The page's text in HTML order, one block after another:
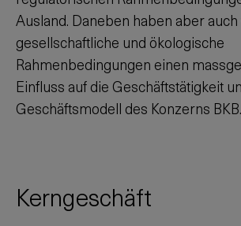
Ausland. Daneben haben aber
gesellschaftliche und ökologische
Rahmenbedingungen einen
Einfluss auf die Geschäftstätigkeit
Geschäftsmodell des Konzerns BKB.
Kerngeschäft